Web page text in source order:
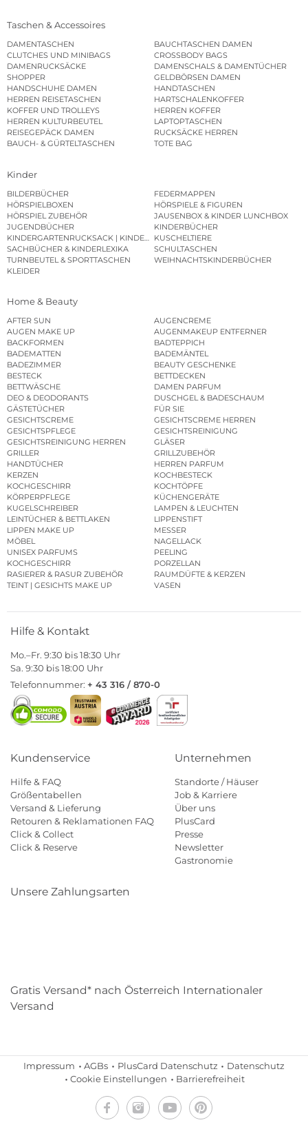
Taschen & Accessoires
DAMENTASCHEN
BAUCHTASCHEN DAMEN
CLUTCHES UND MINIBAGS
CROSSBODY BAGS
DAMENRUCKSÄCKE
DAMENSCHALS & DAMENTÜCHER
SHOPPER
GELDBÖRSEN DAMEN
HANDSCHUHE DAMEN
HANDTASCHEN
HERREN REISETASCHEN
HARTSCHALENKOFFER
KOFFER UND TROLLEYS
HERREN KOFFER
HERREN KULTURBEUTEL
LAPTOPTASCHEN
REISEGEPÄCK DAMEN
RUCKSÄCKE HERREN
BAUCH- & GÜRTELTASCHEN
TOTE BAG
Kinder
BILDERBÜCHER
FEDERMAPPEN
HÖRSPIELBOXEN
HÖRSPIELE & FIGUREN
HÖRSPIEL ZUBEHÖR
JAUSENBOX & KINDER LUNCHBOX
JUGENDBÜCHER
KINDERBÜCHER
KINDERGARTENRUCKSACK | KINDERGARTENBEUTEL
KUSCHELTIERE
SACHBÜCHER & KINDERLEXIKA
SCHULTASCHEN
TURNBEUTEL & SPORTTASCHEN
WEIHNACHTSKINDERBÜCHER
KLEIDER
Home & Beauty
AFTER SUN
AUGENCREME
AUGEN MAKE UP
AUGENMAKEUP ENTFERNER
BACKFORMEN
BADTEPPICH
BADEMATTEN
BADEMÄNTEL
BADEZIMMER
BEAUTY GESCHENKE
BESTECK
BETTDECKEN
BETTWÄSCHE
DAMEN PARFUM
DEO & DEODORANTS
DUSCHGEL & BADESCHAUM
GÄSTETÜCHER
FÜR SIE
GESICHTSCREME
GESICHTSCREME HERREN
GESICHTSPFLEGE
GESICHTSREINIGUNG
GESICHTSREINIGUNG HERREN
GLÄSER
GRILLER
GRILLZUBEHÖR
HANDTÜCHER
HERREN PARFUM
KERZEN
KOCHBESTECK
KOCHGESCHIRR
KOCHTÖPFE
KÖRPERPFLEGE
KÜCHENGERÄTE
KUGELSCHREIBER
LAMPEN & LEUCHTEN
LEINTÜCHER & BETTLAKEN
LIPPENSTIFT
LIPPEN MAKE UP
MESSER
MÖBEL
NAGELLACK
UNISEX PARFUMS
PEELING
KOCHGESCHIRR
PORZELLAN
RASIERER & RASUR ZUBEHÖR
RAUMDÜFTE & KERZEN
TEINT | GESICHTS MAKE UP
VASEN
Hilfe & Kontakt
Mo.–Fr. 9:30 bis 18:30 Uhr
Sa. 9:30 bis 18:00 Uhr
Telefonnummer: + 43 316 / 870-0
Kundenservice
Hilfe & FAQ
Größentabellen
Versand & Lieferung
Retouren & Reklamationen FAQ
Click & Collect
Click & Reserve
Unternehmen
Standorte / Häuser
Job & Karriere
Über uns
PlusCard
Presse
Newsletter
Gastronomie
Unsere Zahlungsarten
Gratis Versand* nach Österreich Internationaler
Versand
Impressum AGBs PlusCard Datenschutz
Datenschutz
Cookie Einstellungen
Barrierefreiheit